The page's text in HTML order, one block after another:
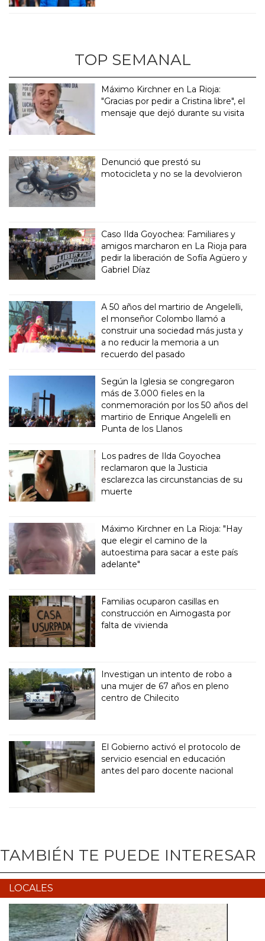
TOP SEMANAL
Máximo Kirchner en La Rioja:
"Gracias por pedir a Cristina libre", el
mensaje que dejó durante su visita
Denunció que prestó su
motocicleta y no se la devolvieron
Caso Ilda Goyochea: Familiares y
amigos marcharon en La Rioja para
pedir la liberación de Sofía Agüero y
Gabriel Díaz
A 50 años del martirio de Angelelli,
el monseñor Colombo llamó a
construir una sociedad más justa y
a no reducir la memoria a un
recuerdo del pasado
Según la Iglesia se congregaron
más de 3.000 fieles en la
conmemoración por los 50 años del
martirio de Enrique Angelelli en
Punta de los Llanos
Los padres de Ilda Goyochea
reclamaron que la Justicia
esclarezca las circunstancias de su
muerte
Máximo Kirchner en La Rioja: "Hay
que elegir el camino de la
autoestima para sacar a este país
adelante"
Familias ocuparon casillas en
construcción en Aimogasta por
falta de vivienda
Investigan un intento de robo a
una mujer de 67 años en pleno
centro de Chilecito
El Gobierno activó el protocolo de
servicio esencial en educación
antes del paro docente nacional
TAMBIÉN TE PUEDE INTERESAR
LOCALES